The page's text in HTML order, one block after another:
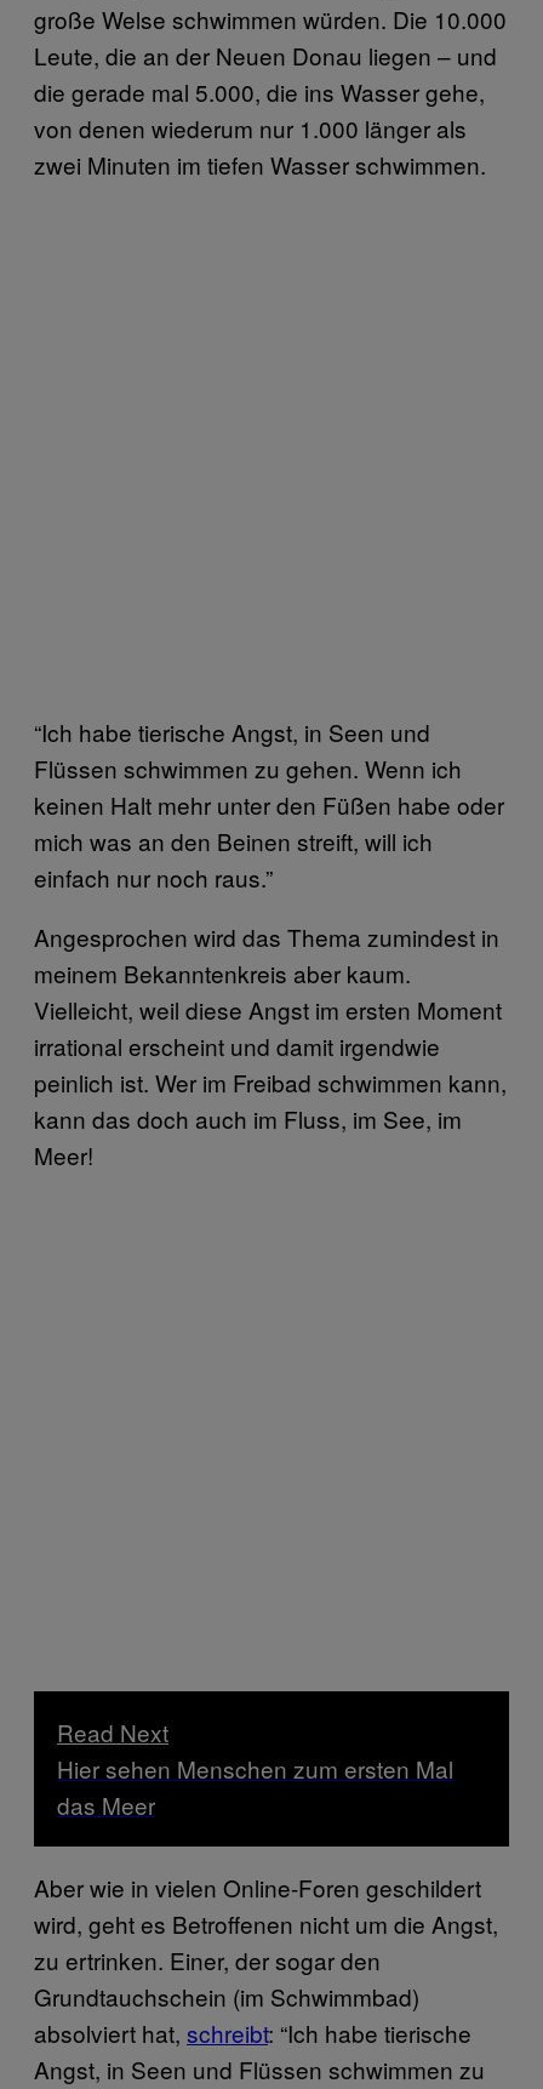
große Welse schwimmen würden. Die 10.000
Leute, die an der Neuen Donau liegen – und
die gerade mal 5.000, die ins Wasser gehe,
von denen wiederum nur 1.000 länger als
zwei Minuten im tiefen Wasser schwimmen.
“Ich habe tierische Angst, in Seen und
Flüssen schwimmen zu gehen. Wenn ich
keinen Halt mehr unter den Füßen habe oder
mich was an den Beinen streift, will ich
einfach nur noch raus.”
Angesprochen wird das Thema zumindest in
meinem Bekanntenkreis aber kaum.
Vielleicht, weil diese Angst im ersten Moment
irrational erscheint und damit irgendwie
peinlich ist. Wer im Freibad schwimmen kann,
kann das doch auch im Fluss, im See, im
Meer!
Read Next
Hier sehen Menschen zum ersten Mal
das Meer
Aber wie in vielen Online-Foren geschildert
wird, geht es Betroffenen nicht um die Angst,
zu ertrinken. Einer, der sogar den
Grundtauchschein (im Schwimmbad)
absolviert hat, schreibt: “Ich habe tierische
Angst, in Seen und Flüssen schwimmen zu